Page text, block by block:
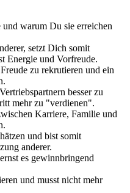
warum Du sie erreichen
setzt Dich somit
Energie und Vorfreude.
zu rekrutieren und ein
besser zu
mehr zu "verdienen".
Karriere, Familie und
und bist somit
anderer.
es gewinnbringend
und musst nicht mehr